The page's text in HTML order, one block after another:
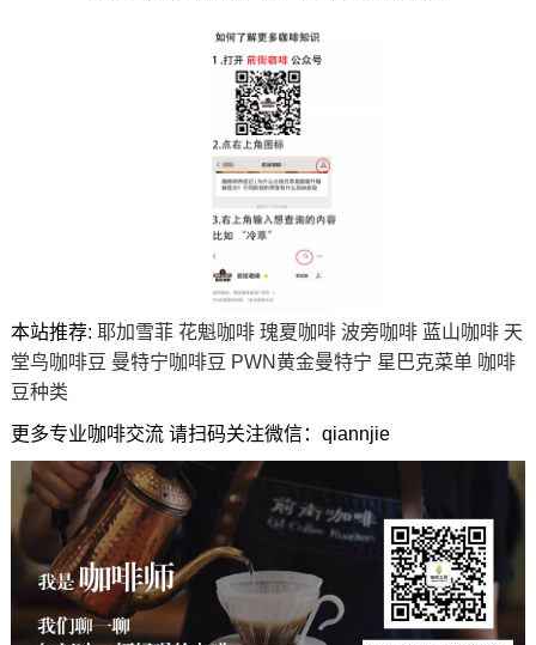
本站推荐: 耶加雪菲 花魁咖啡 瑰夏咖啡 波旁咖啡 蓝山咖啡 天
堂鸟咖啡豆 曼特宁咖啡豆 PWN黄金曼特宁 星巴克菜单 咖啡
豆种类
更多专业咖啡交流 请扫码关注微信：qiannjie